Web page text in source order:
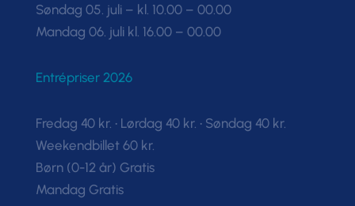
Søndag 05. juli – kl. 10.00 – 00.00
Mandag 06. juli kl. 16.00 – 00.00
Entrépriser 2026
Fredag 40 kr. • Lørdag 40 kr. • Søndag 40 kr.
Weekendbillet 60 kr.
Børn (0-12 år) Gratis
Mandag Gratis